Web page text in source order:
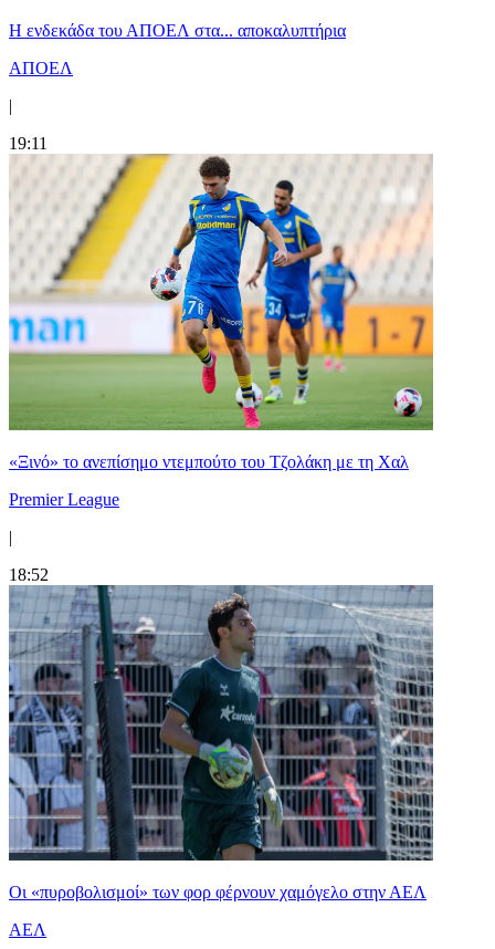
Η ενδεκάδα του ΑΠΟΕΛ στα... αποκαλυπτήρια
ΑΠΟΕΛ
|
19:11
«Ξινό» το ανεπίσημο ντεμπούτο του Τζολάκη με τη Χαλ
Premier League
|
18:52
Οι «πυροβολισμοί» των φορ φέρνουν χαμόγελο στην ΑΕΛ
ΑΕΛ